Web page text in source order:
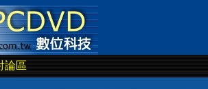
論區